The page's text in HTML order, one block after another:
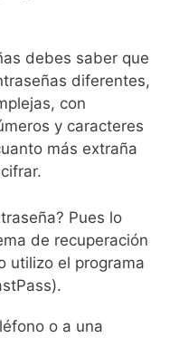
debes saber que
diferentes,
con
y caracteres
más extraña
Pues lo
de recuperación
utilizo el programa
o a una